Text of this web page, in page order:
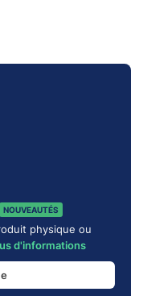
NOUVEAUTÉS
physique ou
d'informations